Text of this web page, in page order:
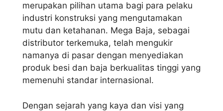
merupakan pilihan utama bagi para pelaku
industri konstruksi yang mengutamakan
mutu dan ketahanan. Mega Baja, sebagai
distributor terkemuka, telah mengukir
namanya di pasar dengan menyediakan
produk besi dan baja berkualitas tinggi yang
memenuhi standar internasional.
Dengan sejarah yang kaya dan visi yang